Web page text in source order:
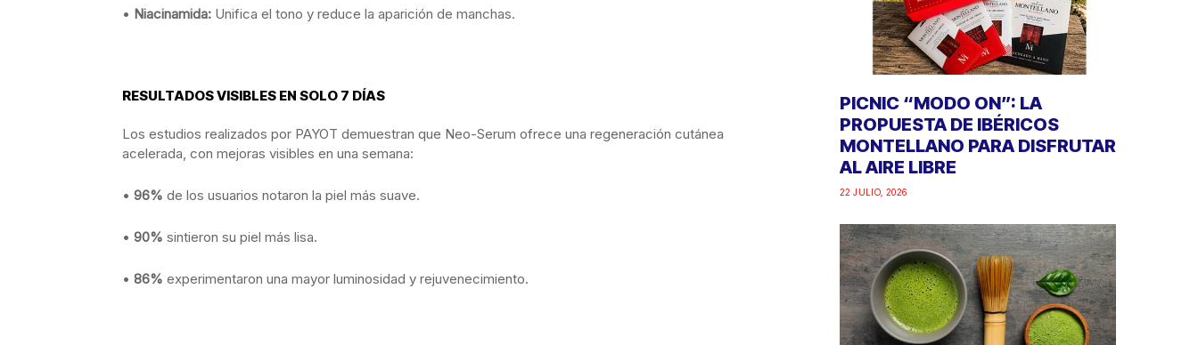
• Niacinamida: Unifica el tono y reduce la aparición de manchas.
RESULTADOS VISIBLES EN SOLO 7 DÍAS
Los estudios realizados por PAYOT demuestran que Neo-Serum ofrece una regeneración cutánea
acelerada, con mejoras visibles en una semana:
• 96% de los usuarios notaron la piel más suave.
• 90% sintieron su piel más lisa.
• 86% experimentaron una mayor luminosidad y rejuvenecimiento.
PICNIC “MODO ON”: LA
PROPUESTA DE IBÉRICOS
MONTELLANO PARA DISFRUTAR
AL AIRE LIBRE
22 JULIO, 2026